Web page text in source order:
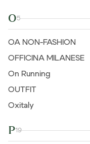
O5
OA NON-FASHION
OFFICINA MILANESE
On Running
OUTFIT
Oxitaly
P19